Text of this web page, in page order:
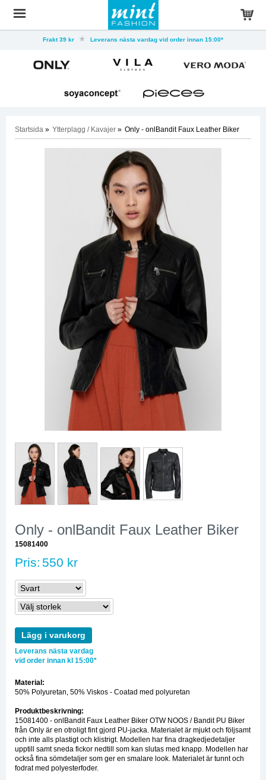
Frakt 39 kr Leverans nästa vardag vid order innan 15:00*
Startsida » Ytterplagg / Kavajer » Only - onlBandit Faux Leather Biker
Only - onlBandit Faux Leather Biker
15081400
Pris: 550 kr
Lägg i varukorg
Leverans nästa vardag
vid order innan kl 15:00*
Material:
50% Polyuretan, 50% Viskos - Coatad med polyuretan
Produktbeskrivning:
15081400 - onlBandit Faux Leather Biker OTW NOOS / Bandit PU Biker
från Only är en otroligt fint gjord PU-jacka. Materialet är mjukt och följsamt
och inte alls plastigt och klistrigt. Modellen har fina dragkedjedetaljer
upptill samt sneda fickor nedtill som kan slutas med knapp. Modellen har
också fina sömdetaljer som ger en smalare look. Materialet är tunnt och
fodrat med polyesterfoder.